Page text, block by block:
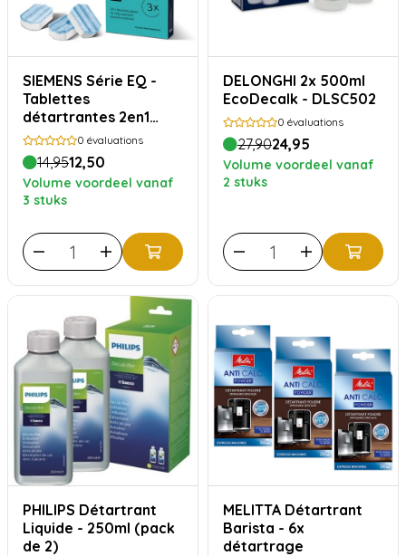
SIEMENS Série EQ -
Tablettes
détartrantes 2en1
TZ80002A
0 évaluations
14,9512,50
Volume voordeel vanaf
3 stuks
DELONGHI 2x 500ml
EcoDecalk - DLSC502
0 évaluations
27,9024,95
Volume voordeel vanaf
2 stuks
PHILIPS Détartrant
Liquide - 250ml (pack
de 2)
MELITTA Détartrant
Barista - 6x
détartrage